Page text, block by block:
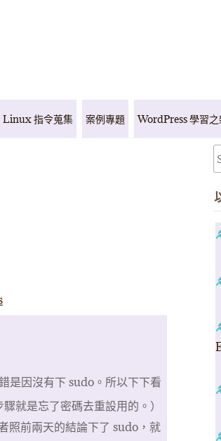
Linux 指令蒐集 案例專題 WordPress 學習
是因沒有下 sudo。所以下下看
就是忘了密碼去重設用的。）
照前兩天的結論下了 sudo，就